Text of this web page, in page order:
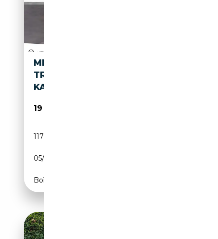
MERCEDES-BENZ E 250 T 7G-
TRONIC *360°-
KAM*DISTR.+*LEDER*2.HD*
19 850€
117 500 km
05/2015
Boîte automatique